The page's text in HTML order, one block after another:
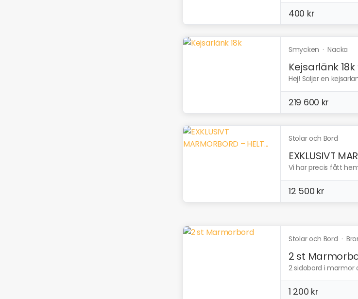
400 kr
Smycken ·Nacka
Kejsarlänk 18k
Hej! Säljer en
219 600 kr
Stolar och Bord
EXKLUSIVT
Vi har precis fått
12 500 kr
Stolar och Bord ·
2 st
2 sidobord i marmor
1 200 kr